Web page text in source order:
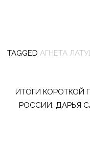
TAGGED АГНЕТА
ИТОГИ КОРОТКОЙ
РОССИИ: ДАРЬЯ